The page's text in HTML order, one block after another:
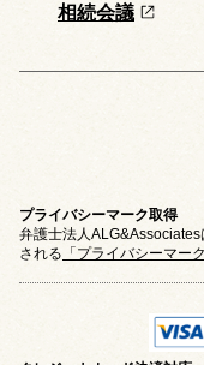
相続会議
プライバシーマーク取得
弁護士法人
される 「プライバシーマーク